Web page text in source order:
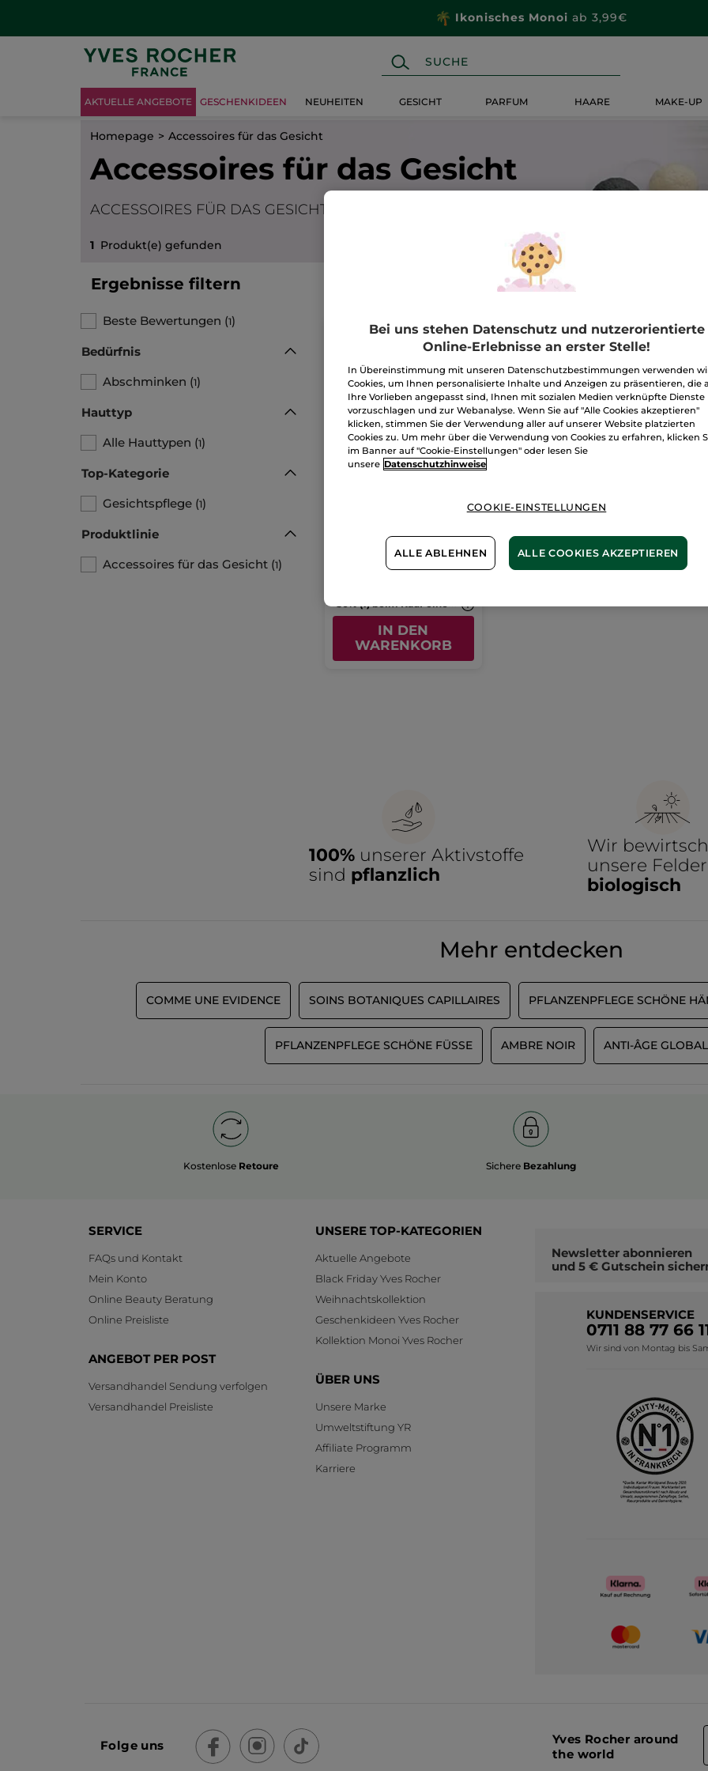
Ikonisches Monoi ab 3,99€
AKTUELLE ANGEBOTE GESCHENKIDEEN NEUHEITEN GESICHT PARFUM HAARE MAKE-UP
Homepage Accessoires für das Gesicht
Accessoires für das Gesicht
ACCESSOIRES FÜR DAS GESICHT
1 Produkt(e) gefunden
Ergebnisse filtern
Beste Bewertungen (1)
Bedürfnis
Abschminken (1)
Hauttyp
Alle Hauttypen (1)
Top-Kategorie
Gesichtspflege (1)
Produktlinie
Accessoires für das Gesicht (1)
Abschminkhandschuh
IN DEN
WARENKORB
100%unserer Aktivstoffe
sind pflanzlich
Wir
unsere Felder
biologisch
Mehr entdecken
COMME UNE EVIDENCE SOINS BOTANIQUES CAPILLAIRES PFLANZENPFLEGE SCHÖNE
PFLANZENPFLEGE SCHÖNE FÜSSE AMBRE NOIR ANTI-ÂGE GLOBAL
Kostenlose Retoure Sichere Bezahlung
SERVICE
FAQs und Kontakt
Mein Konto
Online Beauty Beratung
Online Preisliste
ANGEBOT PER POST
Versandhandel Sendung verfolgen
Versandhandel Preisliste
UNSERE TOP-KATEGORIEN
Aktuelle Angebote
Black Friday Yves Rocher
Weihnachtskollektion
Geschenkideen Yves Rocher
Kollektion Monoi Yves Rocher
ÜBER UNS
Unsere Marke
Umweltstiftung YR
Affiliate Programm
Karriere
Newsletter abonnieren
und 5 € Gutschein
KUNDENSERVICE
0711 88 77 66
Wir sind von Montag bis
Folge uns
Yves Rocher around
the world
Bei uns stehen Datenschutz und nutzerorientierte
Online-Erlebnisse an erster Stelle!
In Übereinstimmung mit unseren Datenschutzbestimmungen verwenden
Cookies, um Ihnen personalisierte Inhalte und Anzeigen zu präsentieren, die
Ihre Vorlieben angepasst sind, Ihnen mit sozialen Medien verknüpfte Dienste
vorzuschlagen und zur Webanalyse. Wenn Sie auf "Alle Cookies akzeptieren"
klicken, stimmen Sie der Verwendung aller auf unserer Website platzierten
Cookies zu. Um mehr über die Verwendung von Cookies zu erfahren, klicken
im Banner auf "Cookie-Einstellungen" oder lesen Sie
unsere Datenschutzhinweise
COOKIE-EINSTELLUNGEN
ALLE ABLEHNEN ALLE COOKIES AKZEPTIEREN